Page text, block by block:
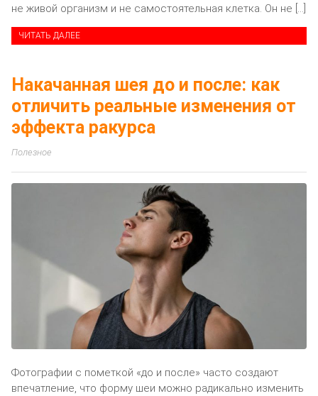
не живой организм и не самостоятельная клетка. Он не […]
ЧИТАТЬ ДАЛЕЕ
Накачанная шея до и после: как
отличить реальные изменения от
эффекта ракурса
Полезное
Фотографии с пометкой «до и после» часто создают
впечатление, что форму шеи можно радикально изменить